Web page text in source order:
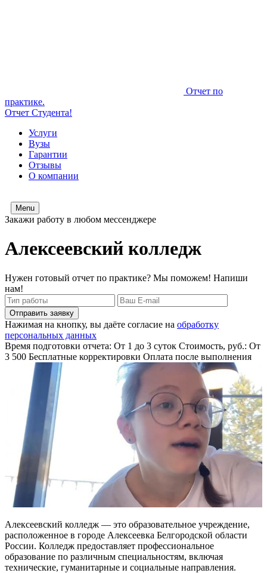
Отчет по
практике.
Отчет Студента!
Услуги
Вузы
Гарантии
Отзывы
О компании
Menu
Закажи работу в любом мессенджере
Алексеевский колледж
Нужен готовый отчет по практике? Мы поможем! Напиши
нам!
Отправить заявку
Нажимая на кнопку, вы даёте согласие на обработку
персональных данных
Время подготовки отчета: От 1 до 3 суток Стоимость, руб.: От
3 500 Бесплатные корректировки Оплата после выполнения
Алексеевский колледж — это образовательное учреждение,
расположенное в городе Алексеевка Белгородской области
России. Колледж предоставляет профессиональное
образование по различным специальностям, включая
технические, гуманитарные и социальные направления.